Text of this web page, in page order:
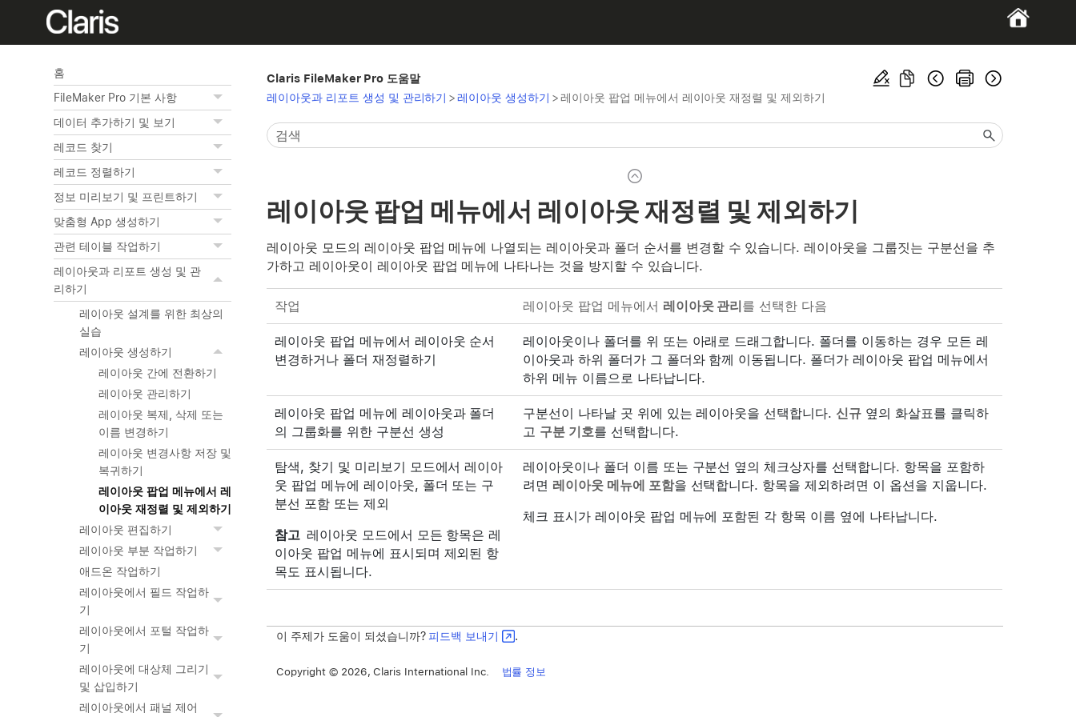
홈
FileMaker Pro 기본 사항
데이터 추가하기 및 보기
레코드 찾기
레코드 정렬하기
정보 미리보기 및 프린트하기
맞춤형 App 생성하기
관련 테이블 작업하기
레이아웃과 리포트 생성 및 관
리하기
레이아웃 설계를 위한 최상의
실습
레이아웃 생성하기
레이아웃 간에 전환하기
레이아웃 관리하기
레이아웃 복제, 삭제 또는
이름 변경하기
레이아웃 변경사항 저장 및
복귀하기
레이아웃 팝업 메뉴에서 레
이아웃 재정렬 및 제외하기
레이아웃 편집하기
레이아웃 부분 작업하기
애드온 작업하기
레이아웃에서 필드 작업하
기
레이아웃에서 포털 작업하
기
레이아웃에 대상체 그리기
및 삽입하기
레이아웃에서 패널 제어
Claris FileMaker Pro 도움말
레이아웃과 리포트 생성 및 관리하기 >레이아웃 생성하기 >레이아웃 팝업 메뉴에서 레이아웃 재정렬 및 제외하기
레이아웃 팝업 메뉴에서 레이아웃 재정렬 및 제외하기
레이아웃 모드의 레이아웃 팝업 메뉴에 나열되는 레이아웃과 폴더 순서를 변경할 수 있습니다. 레이아웃을 그룹짓는 구분선을 추
가하고 레이아웃이 레이아웃 팝업 메뉴에 나타나는 것을 방지할 수 있습니다.
작업 레이아웃 팝업 메뉴에서 레이아웃 관리를 선택한 다음
레이아웃 팝업 메뉴에서 레이아웃 순서
변경하거나 폴더 재정렬하기
레이아웃이나 폴더를 위 또는 아래로 드래그합니다. 폴더를 이동하는 경우 모든 레
이아웃과 하위 폴더가 그 폴더와 함께 이동됩니다. 폴더가 레이아웃 팝업 메뉴에서
하위 메뉴 이름으로 나타납니다.
레이아웃 팝업 메뉴에 레이아웃과 폴더
의 그룹화를 위한 구분선 생성
구분선이 나타날 곳 위에 있는 레이아웃을 선택합니다. 신규옆의 화살표를 클릭하
고 구분 기호를 선택합니다.
탐색, 찾기 및 미리보기 모드에서 레이아
웃 팝업 메뉴에 레이아웃, 폴더 또는 구
분선 포함 또는 제외
참고 레이아웃 모드에서 모든 항목은 레
이아웃 팝업 메뉴에 표시되며 제외된 항
목도 표시됩니다.
레이아웃이나 폴더 이름 또는 구분선 옆의 체크상자를 선택합니다. 항목을 포함하
려면 레이아웃 메뉴에 포함을 선택합니다. 항목을 제외하려면 이 옵션을 지웁니다.
체크 표시가 레이아웃 팝업 메뉴에 포함된 각 항목 이름 옆에 나타납니다.
이 주제가 도움이 되셨습니까?피드백 보내기 .
Copyright © 2026, Claris International Inc. 법률 정보